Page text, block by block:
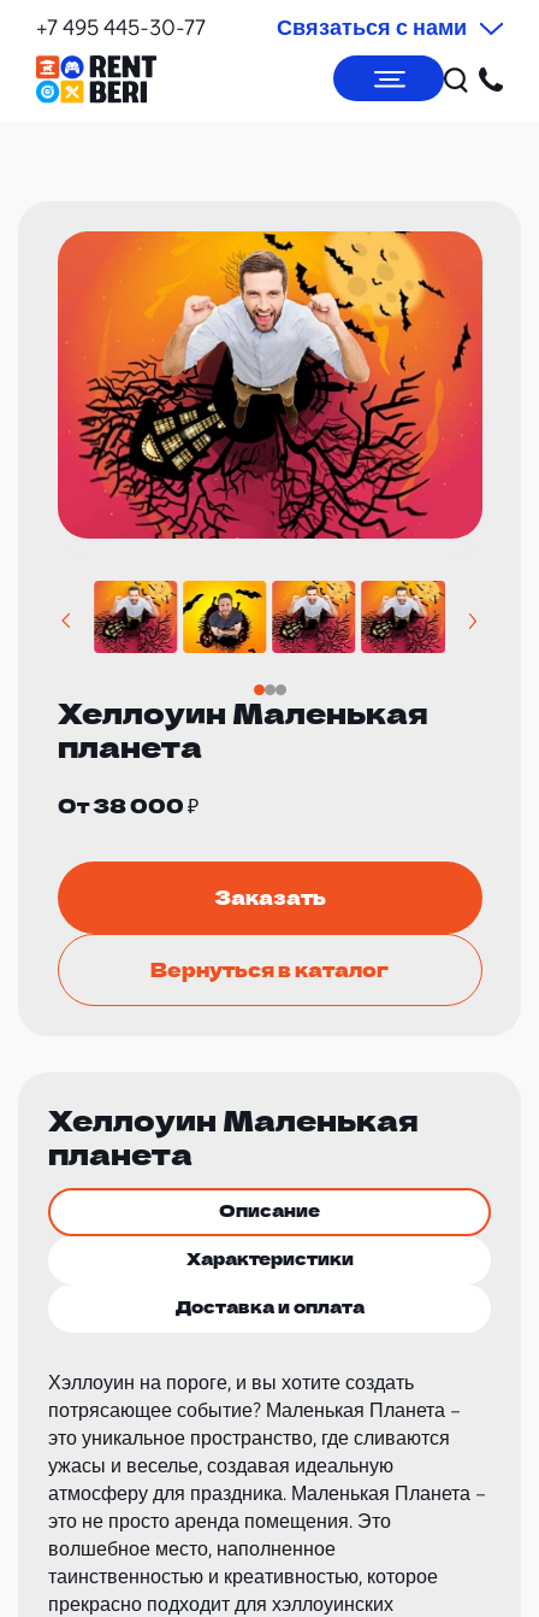
+7 495 445-30-77 Связаться с нами
Хеллоуин Маленькая
планета
От 38 000 ₽
Заказать
Вернуться в каталог
Хеллоуин Маленькая
планета
Описание
Характеристики
Доставка и оплата
Хэллоуин на пороге, и вы хотите создать
потрясающее событие? Маленькая Планета –
это уникальное пространство, где сливаются
ужасы и веселье, создавая идеальную
атмосферу для праздника. Маленькая Планета –
это не просто аренда помещения. Это
волшебное место, наполненное
таинственностью и креативностью, которое
прекрасно подходит для хэллоуинских